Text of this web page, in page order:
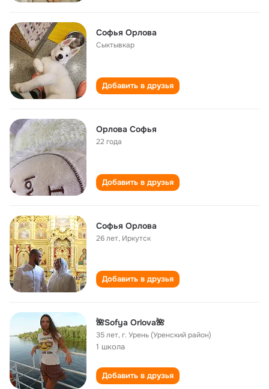
Софья Орлова
Сыктывкар
Добавить в друзья
Орлова Софья
22 года
Добавить в друзья
Софья Орлова
26 лет, Иркутск
Добавить в друзья
🌺Sofya Orlova🌺
35 лет,г. Урень (Уренский район)
1 школа
Добавить в друзья